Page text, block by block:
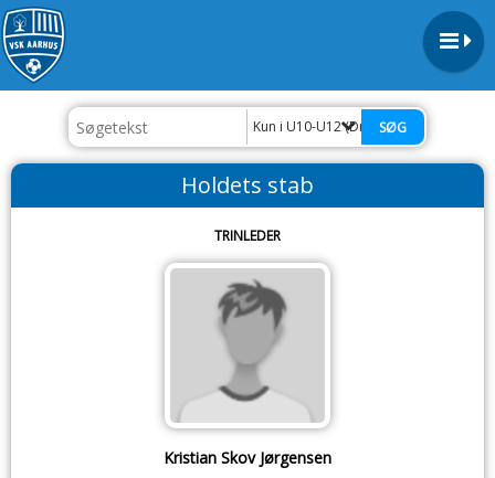
Kun i U10-U12 (Drenge & Piger)
Holdets stab
TRINLEDER
Kristian Skov Jørgensen